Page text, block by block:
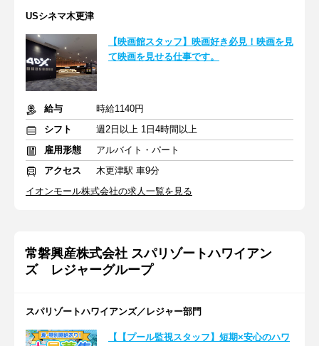
USシネマ木更津
【映画館スタッフ】映画好き必見！映画を見
て映画を見せる仕事です。
給与
時給1140円
シフト
週2日以上 1日4時間以上
雇用形態
アルバイト・パート
アクセス
木更津駅 車9分
イオンモール株式会社の求人一覧を見る
常磐興産株式会社 スパリゾートハワイアン
ズ レジャーグループ
スパリゾートハワイアンズ／レジャー部門
【【プール監視スタッフ】短期×安心のハワ